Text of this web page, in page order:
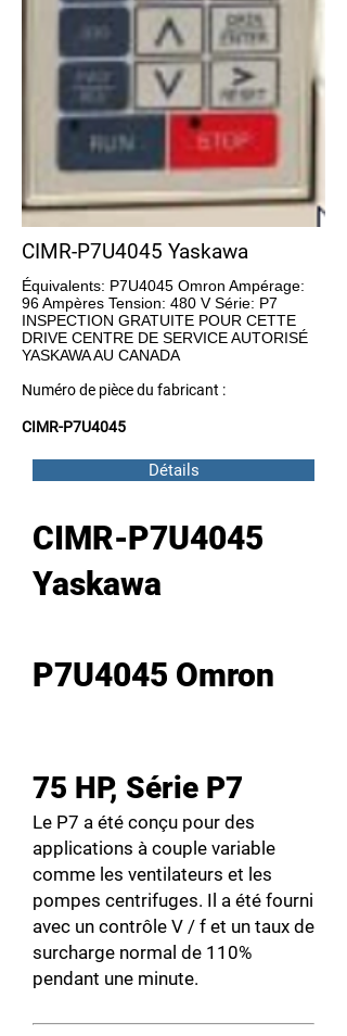
CIMR-P7U4045 Yaskawa
Équivalents: P7U4045 Omron Ampérage:
96 Ampères Tension: 480 V Série: P7
INSPECTION GRATUITE POUR CETTE
DRIVE CENTRE DE SERVICE AUTORISÉ
YASKAWA AU CANADA
Numéro de pièce du fabricant :
CIMR-P7U4045
Détails
CIMR-P7U4045
Yaskawa
P7U4045 Omron
75 HP, Série P7
Le P7 a été conçu pour des
applications à couple variable
comme les ventilateurs et les
pompes centrifuges. Il a été fourni
avec un contrôle V / f et un taux de
surcharge normal de 110%
pendant une minute.